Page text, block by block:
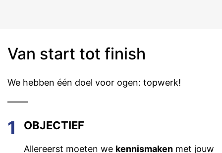
Van start tot finish
We hebben één doel voor ogen: topwerk!
1 OBJECTIEF
Allereerst moeten we kennismakenmet jouw